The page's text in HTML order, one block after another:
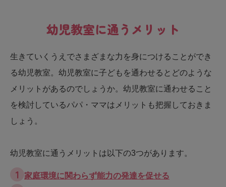
幼児教室に通うメリット
生きていくうえでさまざまな力を身につけることができ
る幼児教室。幼児教室に子どもを通わせるとどのような
メリットがあるのでしょうか。幼児教室に通わせること
を検討しているパパ・ママはメリットも把握しておきま
しょう。
幼児教室に通うメリットは以下の3つがあります。
家庭環境に関わらず能力の発達を促せる